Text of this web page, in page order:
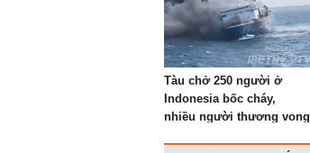
Tàu chở 250 người ở
Indonesia bốc cháy,
nhiều người thương vong